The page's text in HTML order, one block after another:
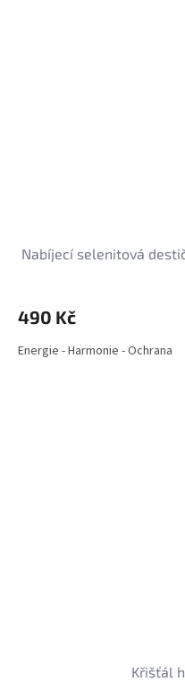
Nabíjecí selenitová
490 Kč
Energie - Harmonie - Ochrana
Křišťál